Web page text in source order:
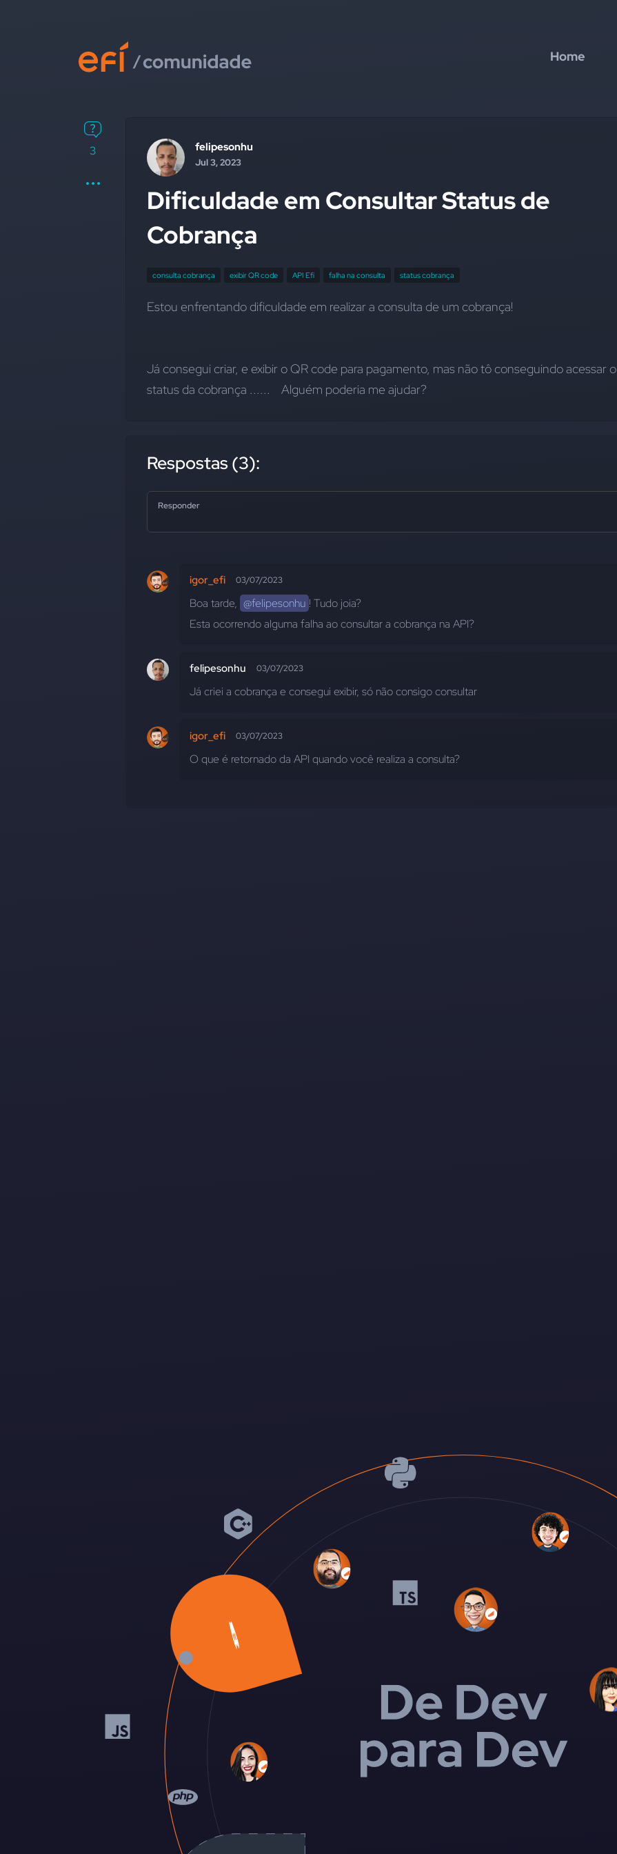
Home
3 felipesonhu
Jul 3, 2023
Dificuldade em Consultar Status de
Cobrança
consulta cobrança exibir QR code API Efí falha na consulta status cobrança
Estou enfrentando dificuldade em realizar a consulta de um cobrança!
Já consegui criar, e exibir o QR code para pagamento, mas não tô conseguindo acessar o
status da cobrança ......    Alguém poderia me ajudar?
Respostas (3):
Responder
igor_efi 03/07/2023
Boa tarde, @felipesonhu ! Tudo joia?
Esta ocorrendo alguma falha ao consultar a cobrança na API?
felipesonhu 03/07/2023
Já criei a cobrança e consegui exibir, só não consigo consultar
igor_efi 03/07/2023
O que é retornado da API quando você realiza a consulta?